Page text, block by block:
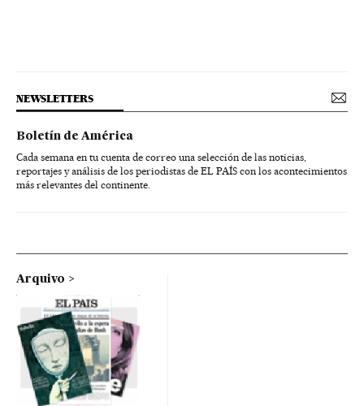
NEWSLETTERS
Boletín de América
Cada semana en tu cuenta de correo una selección de las noticias,
reportajes y análisis de los periodistas de EL PAÍS con los acontecimientos
más relevantes del continente.
Arquivo